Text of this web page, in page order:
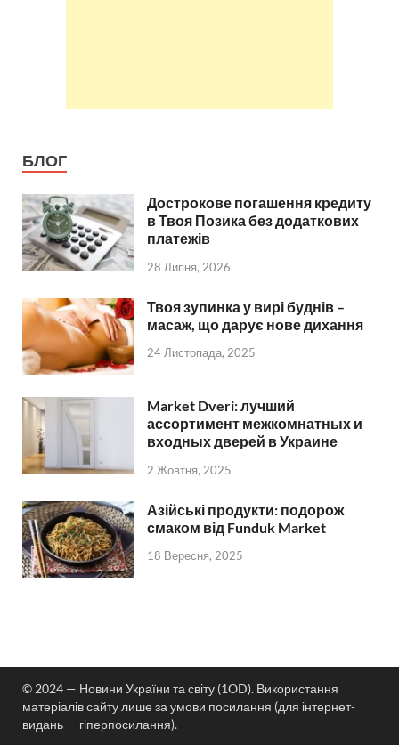
БЛОГ
Дострокове погашення кредиту
в Твоя Позика без додаткових
платежів
28 Липня, 2026
Твоя зупинка у вирі буднів –
масаж, що дарує нове дихання
24 Листопада, 2025
Market Dveri: лучший
ассортимент межкомнатных и
входных дверей в Украине
2 Жовтня, 2025
Азійські продукти: подорож
смаком від Funduk Market
18 Вересня, 2025
© 2024 — Новини України та світу (1OD). Використання
матеріалів сайту лише за умови посилання (для інтернет-
видань — гіперпосилання).